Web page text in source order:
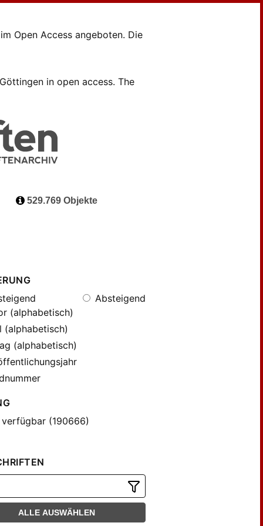
Open Access angeboten. Die
in open access. The
529.769 Objekte
Absteigend
(alphabetisch)
(alphabetisch)
(alphabetisch)
verfügbar (190666)
ALLE AUSWÄHLEN